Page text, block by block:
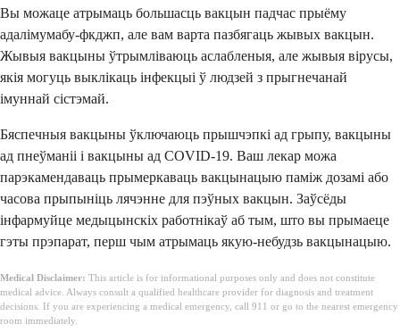
Вы можаце атрымаць большасць вакцын падчас прыёму
адалімумабу-фкджп, але вам варта пазбягаць жывых вакцын.
Жывыя вакцыны ўтрымліваюць аслабленыя, але жывыя вірусы,
якія могуць выклікаць інфекцыі ў людзей з прыгнечанай
імуннай сістэмай.
Бяспечныя вакцыны ўключаюць прышчэпкі ад грыпу, вакцыны
ад пнеўманіі і вакцыны ад COVID-19. Ваш лекар можа
парэкамендаваць прымеркаваць вакцынацыю паміж дозамі або
часова прыпыніць лячэнне для пэўных вакцын. Заўсёды
інфармуйце медыцынскіх работнікаў аб тым, што вы прымаеце
гэты прэпарат, перш чым атрымаць якую-небудзь вакцынацыю.
Medical Disclaimer: This article is for informational purposes only and does not constitute
medical advice. Always consult a qualified healthcare provider for diagnosis and treatment
decisions. If you are experiencing a medical emergency, call 911 or go to the nearest emergency
room immediately.